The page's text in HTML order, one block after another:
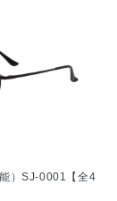
）SJ-0001【全4